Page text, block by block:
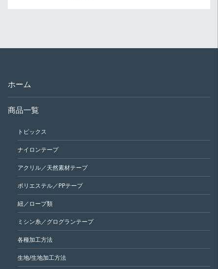
ホーム
商品一覧
トピックス
ナイロンテープ
アクリル／天然素材テープ
ポリエステル／PPテープ
紐／ロープ類
ミシン糸／グログランテープ
各種加工方法
生地/生地加工方法